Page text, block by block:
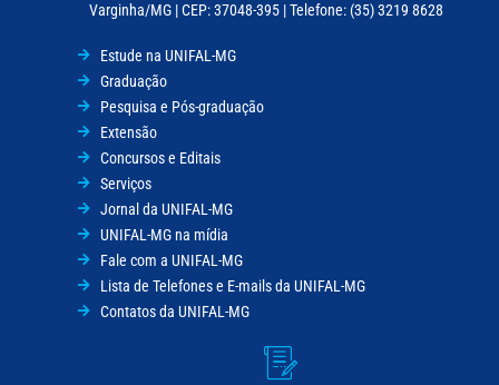
Varginha/MG | CEP: 37048-395 | Telefone: (35) 3219 8628
Estude na UNIFAL-MG
Graduação
Pesquisa e Pós-graduação
Extensão
Concursos e Editais
Serviços
Jornal da UNIFAL-MG
UNIFAL-MG na mídia
Fale com a UNIFAL-MG
Lista de Telefones e E-mails da UNIFAL-MG
Contatos da UNIFAL-MG